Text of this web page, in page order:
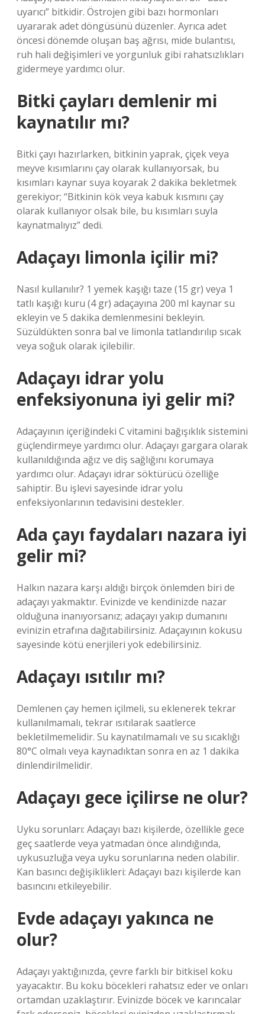
uyarıcı” bitkidir. Östrojen gibi bazı hormonları
uyararak adet döngüsünü düzenler. Ayrıca adet
öncesi dönemde oluşan baş ağrısı, mide bulantısı,
ruh hali değişimleri ve yorgunluk gibi rahatsızlıkları
gidermeye yardımcı olur.
Bitki çayları demlenir mi
kaynatılır mı?
Bitki çayı hazırlarken, bitkinin yaprak, çiçek veya
meyve kısımlarını çay olarak kullanıyorsak, bu
kısımları kaynar suya koyarak 2 dakika bekletmek
gerekiyor; “Bitkinin kök veya kabuk kısmını çay
olarak kullanıyor olsak bile, bu kısımları suyla
kaynatmalıyız” dedi.
Adaçayı limonla içilir mi?
Nasıl kullanılır? 1 yemek kaşığı taze (15 gr) veya 1
tatlı kaşığı kuru (4 gr) adaçayına 200 ml kaynar su
ekleyin ve 5 dakika demlenmesini bekleyin.
Süzüldükten sonra bal ve limonla tatlandırılıp sıcak
veya soğuk olarak içilebilir.
Adaçayı idrar yolu
enfeksiyonuna iyi gelir mi?
Adaçayının içeriğindeki C vitamini bağışıklık sistemini
güçlendirmeye yardımcı olur. Adaçayı gargara olarak
kullanıldığında ağız ve diş sağlığını korumaya
yardımcı olur. Adaçayı idrar söktürücü özelliğe
sahiptir. Bu işlevi sayesinde idrar yolu
enfeksiyonlarının tedavisini destekler.
Ada çayı faydaları nazara iyi
gelir mi?
Halkın nazara karşı aldığı birçok önlemden biri de
adaçayı yakmaktır. Evinizde ve kendinizde nazar
olduğuna inanıyorsanız; adaçayı yakıp dumanını
evinizin etrafına dağıtabilirsiniz. Adaçayının kokusu
sayesinde kötü enerjileri yok edebilirsiniz.
Adaçayı ısıtılır mı?
Demlenen çay hemen içilmeli, su eklenerek tekrar
kullanılmamalı, tekrar ısıtılarak saatlerce
bekletilmemelidir. Su kaynatılmamalı ve su sıcaklığı
80°C olmalı veya kaynadıktan sonra en az 1 dakika
dinlendirilmelidir.
Adaçayı gece içilirse ne olur?
Uyku sorunları: Adaçayı bazı kişilerde, özellikle gece
geç saatlerde veya yatmadan önce alındığında,
uykusuzluğa veya uyku sorunlarına neden olabilir.
Kan basıncı değişiklikleri: Adaçayı bazı kişilerde kan
basıncını etkileyebilir.
Evde adaçayı yakınca ne
olur?
Adaçayı yaktığınızda, çevre farklı bir bitkisel koku
yayacaktır. Bu koku böcekleri rahatsız eder ve onları
ortamdan uzaklaştırır. Evinizde böcek ve karıncalar